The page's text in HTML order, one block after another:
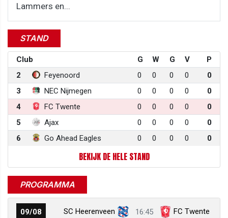
Lammers en...
STAND
Club G W G V
P
2
Feyenoord 0 0 0 0
0
3
NEC Nijmegen 0 0 0 0
0
4
FC Twente 0 0 0 0
0
5
Ajax 0 0 0 0
0
6
Go Ahead Eagles 0 0 0 0 0
BEKIJK DE HELE STAND
PROGRAMMA
09/08 SC Heerenveen 16:45 FC Twente